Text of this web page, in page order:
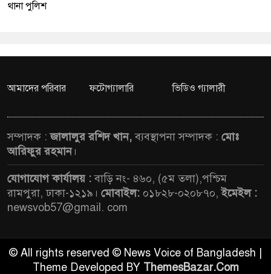
থানা পুলিশ
আমাদের পরিবার ফটোগ্যালারি ভিডিও গ্যালারী
সম্পাদক :জালালুর রশিদ খান,ব্যবস্থাপনা সম্পাদক : মোঃ
আরিফুর রহমান।
যোগাযোগ কার্যালয় :বাড়ি নং- ৪৬০, (৫ম তলা),পশ্চিম
রামপুরা, ঢাকা-১২১৯। মোবাইল: ০১৮২৮-০২০৮৭০,ইমেইল :
newsvob57@gmail. com
© All rights reserved © News Voice of Bangladesh |
Theme Developed BY ThemesBazar.Com